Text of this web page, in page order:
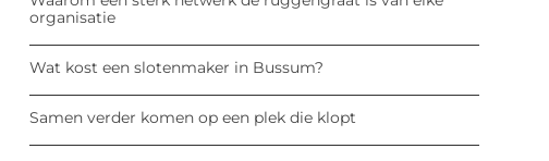
organisatie
Wat kost een slotenmaker in Bussum?
Samen verder komen op een plek die klopt